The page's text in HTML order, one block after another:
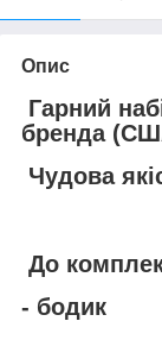
Опис
Гарний
бренда
Чудова
До
- бодик